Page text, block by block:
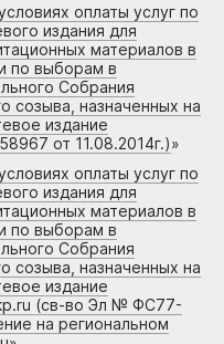
оплаты услуг по
издания для
материалов в
по выборам в
Собрания
созыва, назначенных на
издание
от 11.08.2014г.)»
оплаты услуг по
издания для
материалов в
по выборам в
Собрания
созыва, назначенных на
издание
(св-во Эл № ФС77-
на региональном